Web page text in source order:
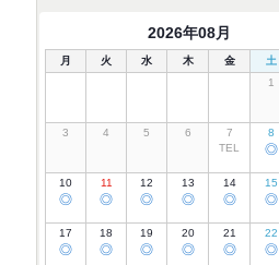
2026年08月
月 火 水 木 金 土
1
3 4 5 6
7
TEL
8
◎
10
◎
11
◎
12
◎
13
◎
14
◎
15
◎
17
◎
18
◎
19
◎
20
◎
21
◎
22
◎